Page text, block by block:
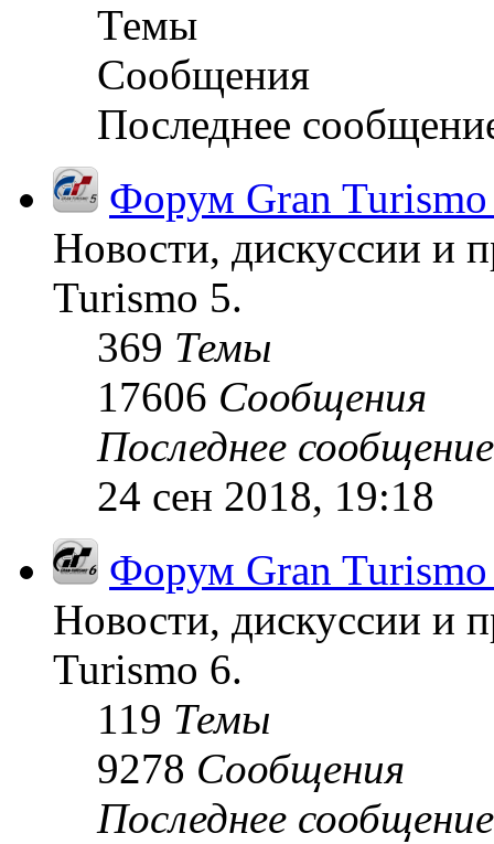
Темы
Сообщения
Последнее
Форум Gran
Новости, дискуссии и
Turismo 5.
369 Темы
17606 Сообщения
Последнее сообщение
24 сен 2018, 19:18
Форум Gran
Новости, дискуссии и
Turismo 6.
119 Темы
9278 Сообщения
Последнее сообщение